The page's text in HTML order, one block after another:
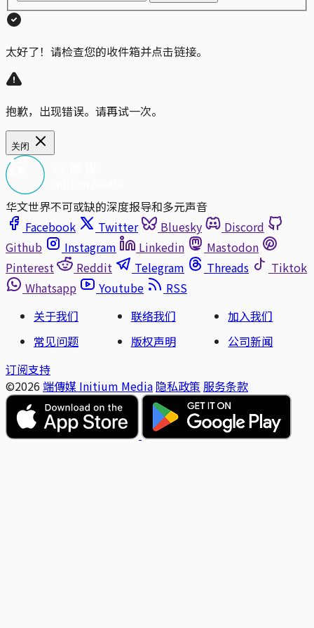
太好了！请检查您的收件箱并点击链接。
抱歉，出现错误。请再试一次。
关闭
华文世界不可或缺的深度报导和多元声音
Facebook
Twitter Bluesky
Discord
Github
Instagram Linkedin
Mastodon
Pinterest
Reddit Telegram Threads
Tiktok
Whatsapp
Youtube
RSS
关于我们
联络我们
加入我们
常见问题
版权声明
公司新闻
订阅支持
©2026 端傳媒 Initium Media 隐私政策 服务条款